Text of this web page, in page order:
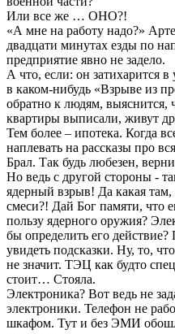
Или все же … ОНО?!
«А мне на работу надо?»
двадцати минутах езды по
предприятие явно не задело.
А что, если: он затихарится
в каком-нибудь «Взрыве из
обратно к людям, выяснится,
квартиры выписали, живут
Тем более – ипотека. Когда
наплевать на рассказы про
Брал. Так будь любезен,
Но ведь с другой стороны -
ядерный взрыв! Да какая
смеси?! Дай Бог памяти, что
пользу ядерного оружия?
бы определить его
увидеть подсказки. Ну, то,
не значит. ТЭЦ как будто
стоит… Стояла.
Электроника? Вот ведь не
электроники. Телефон не
шкафом. Тут и без ЭМИ